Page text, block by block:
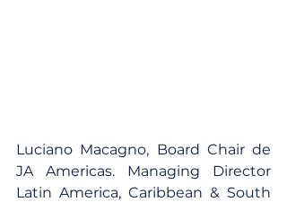
Luciano Macagno, Board Chair de
JA Americas. Managing Director
Latin America, Caribbean & South